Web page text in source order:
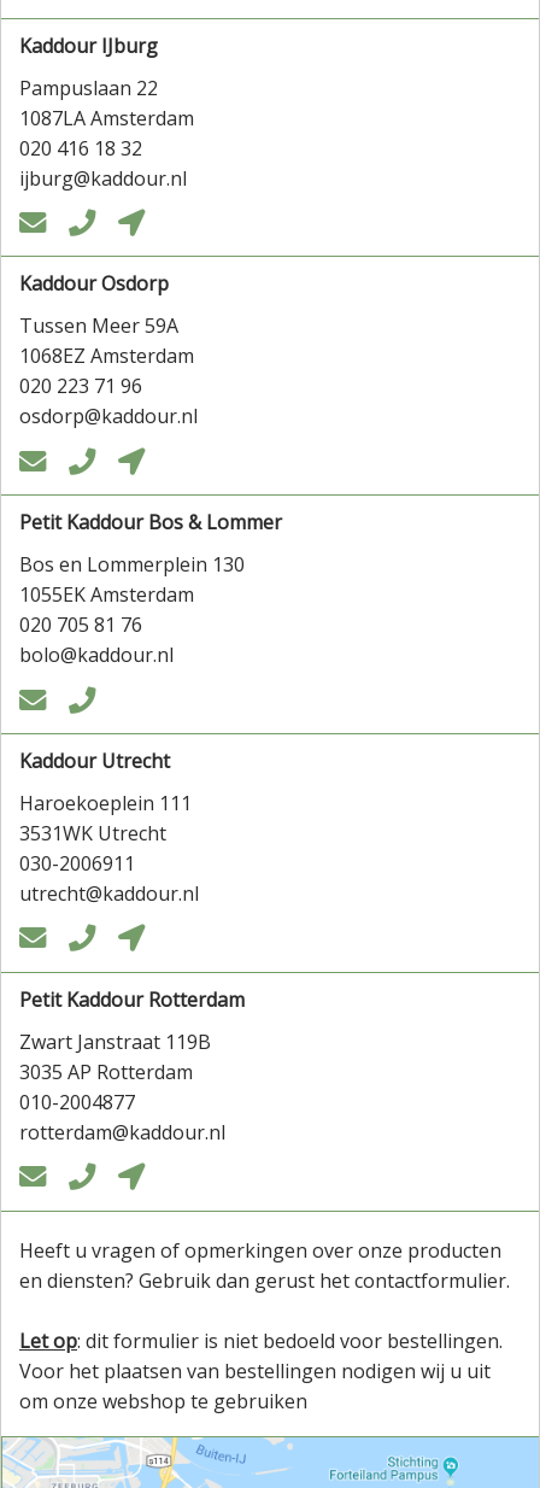
Kaddour IJburg
Pampuslaan 22
1087LA Amsterdam
020 416 18 32
ijburg@kaddour.nl
  
Kaddour Osdorp
Tussen Meer 59A
1068EZ Amsterdam
020 223 71 96
osdorp@kaddour.nl
  
Petit Kaddour Bos & Lommer
Bos en Lommerplein 130
1055EK Amsterdam
020 705 81 76
bolo@kaddour.nl
 
Kaddour Utrecht
Haroekoeplein 111
3531WK Utrecht
030-2006911
utrecht@kaddour.nl
  
Petit Kaddour Rotterdam
Zwart Janstraat 119B
3035 AP Rotterdam
010-2004877
rotterdam@kaddour.nl
  
Heeft u vragen of opmerkingen over onze producten
en diensten? Gebruik dan gerust het contactformulier.
Let op: dit formulier is niet bedoeld voor bestellingen.
Voor het plaatsen van bestellingen nodigen wij u uit
om onze webshop te gebruiken